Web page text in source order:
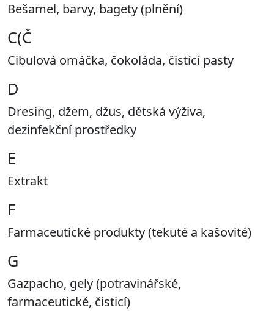
Bešamel, barvy, bagety (plnění)
C(Č
Cibulová omáčka, čokoláda, čistící pasty
D
Dresing, džem, džus, dětská výživa,
dezinfekční prostředky
E
Extrakt
F
Farmaceutické produkty (tekuté a kašovité)
G
Gazpacho, gely (potravinářské,
farmaceutické, čisticí)